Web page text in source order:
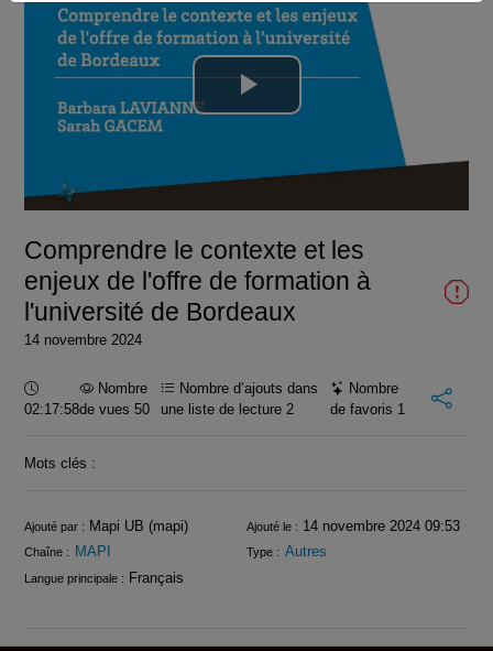
Lire
la
vidéo
Comprendre le contexte et les
enjeux de l'offre de formation à
l'université de Bordeaux
14 novembre 2024
Durée :
02:17:58
Nombre
de vues 50
Nombre d’ajouts dans
une liste de lecture2
Nombre
de favoris 1
Mots clés :
Infos
Ajouté par : Mapi UB (mapi) Ajouté le : 14 novembre 2024 09:53
Chaîne : MAPI Type : Autres
Langue principale : Français